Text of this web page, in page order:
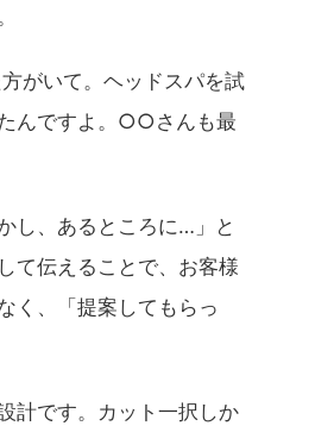
がいて。ヘッドスパを試
んですよ。○○さんも最
し、あるところに…」と
て伝えることで、お客様
く、「提案してもらっ
計です。カット一択しか